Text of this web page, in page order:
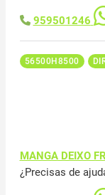
959501246
56500H8500
MANGA DEIXO
¿Precisas de